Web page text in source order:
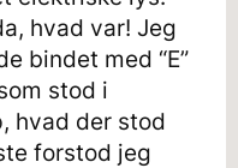
hvad var! Jeg
bindet med “E”
stod i
hvad der stod
forstod jeg